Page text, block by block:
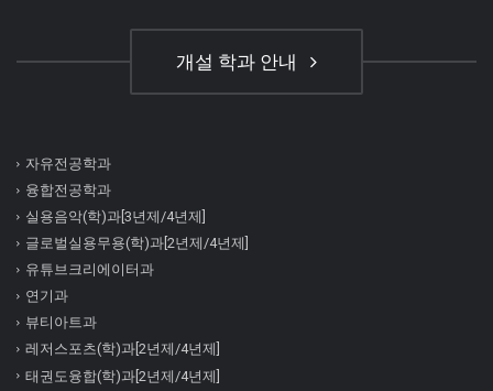
개설 학과 안내
자유전공학과
융합전공학과
실용음악(학)과[3년제/4년제]
글로벌실용무용(학)과[2년제/4년제]
유튜브크리에이터과
연기과
뷰티아트과
레저스포츠(학)과[2년제/4년제]
태권도융합(학)과[2년제/4년제]